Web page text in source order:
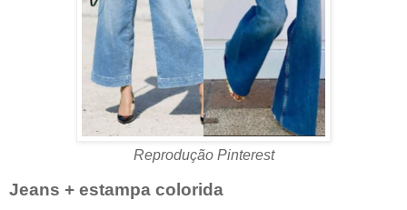
Reprodução Pinterest
Jeans + estampa colorida